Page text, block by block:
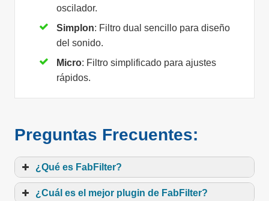
oscilador.
Simplon: Filtro dual sencillo para diseño
del sonido.
Micro: Filtro simplificado para ajustes
rápidos.
Preguntas Frecuentes:
¿Qué es FabFilter?
¿Cuál es el mejor plugin de FabFilter?